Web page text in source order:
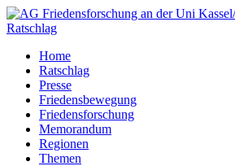
Home
Ratschlag
Presse
Friedensbewegung
Friedensforschung
Memorandum
Regionen
Themen